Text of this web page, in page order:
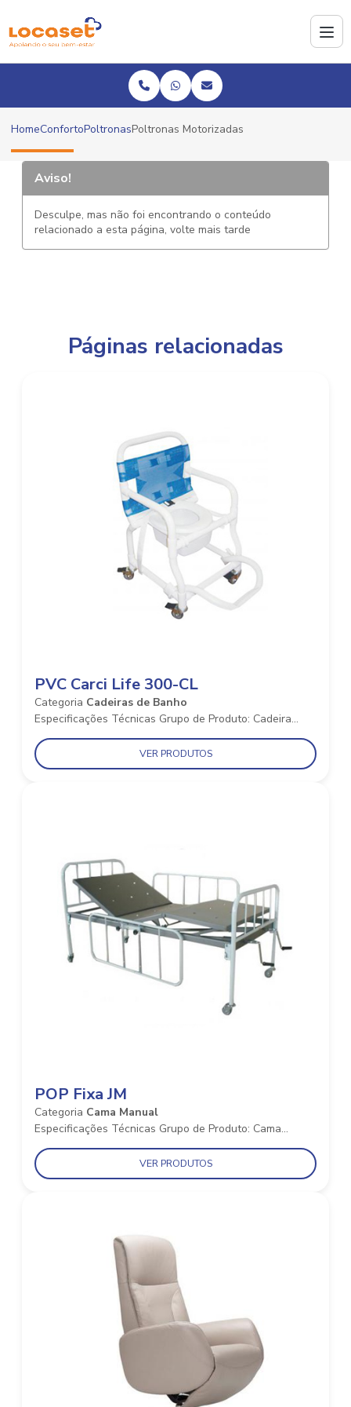
HomeConfortoPoltronasPoltronas Motorizadas
Aviso!
Desculpe, mas não foi encontrando o conteúdo
relacionado a esta página, volte mais tarde
Páginas relacionadas
PVC Carci Life 300-CL
Categoria Cadeiras de Banho
Especificações Técnicas Grupo de Produto: Cadeira...
VER PRODUTOS
POP Fixa JM
Categoria Cama Manual
Especificações Técnicas Grupo de Produto: Cama...
VER PRODUTOS